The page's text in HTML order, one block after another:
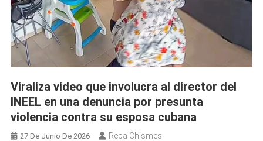
Para
Viraliza video que involucra al director del
INEEL en una denuncia por presunta
violencia contra su esposa cubana
27 De Junio De 2026 Repa Chismes